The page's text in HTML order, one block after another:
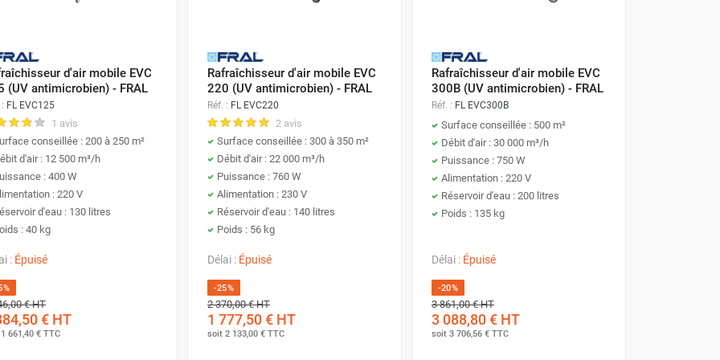
avec l'élévation de la température et de la sécheresse extérieures
. Il nous tient à cœur de vous recommander l'adoption de ces solutions de rafraîchissement par
d'air silencieux mobile?
d'air silencieux professionnel, il est temps de s'intéresser au fonctionnement de celui-ci.
par une pompe vers le haut, atteignant ainsi le panneau d'évaporationau travers d'un système de
garantit une
dispersion homogènede l'eau sur le panneau de cellulose aux ondulations précises.
il entraîne l'évaporation d'une fraction de cette eau, tandis que le surplus contribue à la propreté du
nouveau cycle.
de l'air lui-même, qui, en se refroidissant et s'humidifiant au contact du panneau évaporatif,
de rafraîchissement a l'avantage d'optimiser l'hygrométrie ambiante
, contribuant ainsi au confort et à la
de micro-gouttelettes dans l'air. En résulte un air non seulement plus frais mais également plus sain, sa
, avec un renouvellement constant de l'air qui est évacué à l'extérieur via des ouvertures spécifiques ou
d'air mobile EVC
(UV antimicrobien) - FRAL
FL EVC125
1 avis
conseillée : 200 à 250 m²
d'air : 12 500 m³/h
: 400 W
: 220 V
d'eau : 130 litres
: 40 kg
: Épuisé
€HT
€ HT
1 661,40 € TTC
Rafraîchisseur d'air mobile EVC
220 (UV antimicrobien) - FRAL
Réf. : FL EVC220
2 avis
Surface conseillée : 300 à 350 m²
Débit d'air : 22 000 m³/h
Puissance : 760 W
Alimentation : 230 V
Réservoir d'eau : 140 litres
Poids : 56 kg
Délai : Épuisé
-25%
2 370,00 €HT
1 777,50 €HT
soit 2 133,00 €TTC
Rafraîchisseur d'air mobile EVC
300B (UV antimicrobien) - FRAL
Réf. : FL EVC300B
Surface conseillée : 500 m²
Débit d'air : 30 000 m³/h
Puissance : 750 W
Alimentation : 220 V
Réservoir d'eau : 200 litres
Poids : 135 kg
Délai : Épuisé
-20%
3 861,00 €HT
3 088,80 €HT
soit 3 706,56 €TTC